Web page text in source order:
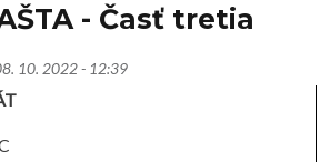
- Časť tretia
10. 2022 - 12:39